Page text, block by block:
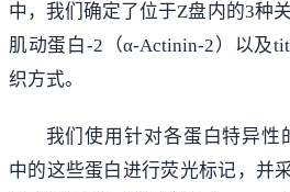
中，我们确定了位于Z盘内的3种
肌动蛋白-2（α-Actinin-2）以及
织方式。
我们使用针对各蛋白特异性
中的这些蛋白进行荧光标记，并